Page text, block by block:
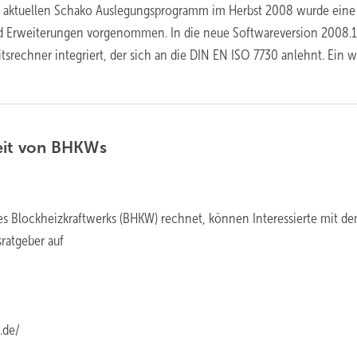
Schako Auslegungsprogramm im Herbst 2008 wurde
Erweiterungen vorgenommen. In die neue Softwareversion
integriert, der sich an die DIN EN ISO 7730 anlehnt. Ein
von BHKWs
Blockheizkraftwerks (BHKW) rechnet, können Interessierte mit
auf